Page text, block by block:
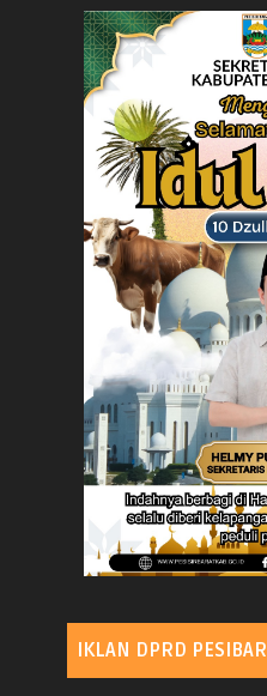
IKLAN DPRD PESIBAR